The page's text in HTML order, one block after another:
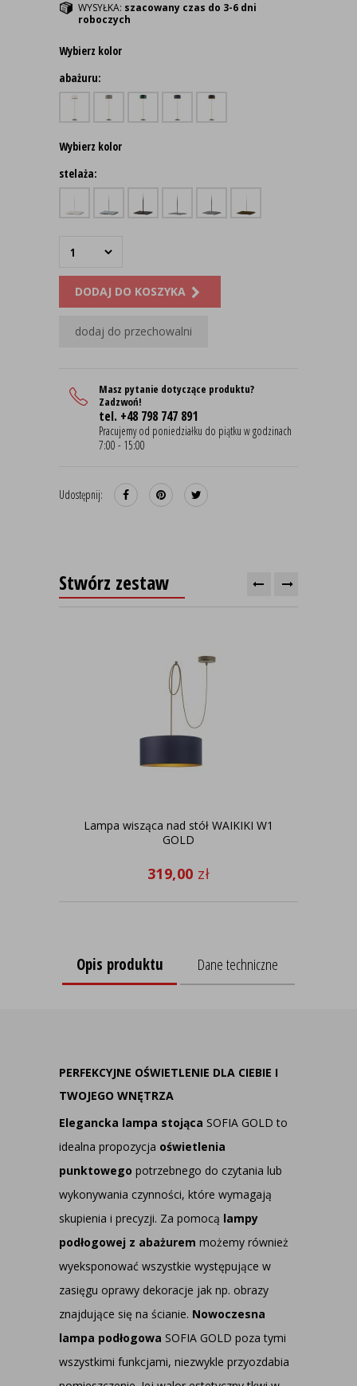
WYSYŁKA: szacowany czas do 3-6 dni
roboczych
Wybierz kolor
abażuru:
Wybierz kolor
stelaża:
DODAJ DO KOSZYKA
dodaj do przechowalni
Masz pytanie dotyczące produktu?
Zadzwoń!
tel. +48 798 747 891
Pracujemy od poniedziałku do piątku w godzinach
7:00 - 15:00
Udostępnij:
Stwórz zestaw
Lampa wisząca nad stół WAIKIKI W1
GOLD
319,00 zł
Opis produktu Dane techniczne
PERFEKCYJNE OŚWIETLENIE DLA CIEBIE I
TWOJEGO WNĘTRZA
Elegancka lampa stojąca SOFIA GOLD to
idealna propozycja oświetlenia
punktowego potrzebnego do czytania lub
wykonywania czynności, które wymagają
skupienia i precyzji. Za pomocą lampy
podłogowej z abażurem możemy również
wyeksponować wszystkie występujące w
zasięgu oprawy dekoracje jak np. obrazy
znajdujące się na ścianie. Nowoczesna
lampa podłogowa SOFIA GOLD poza tymi
wszystkimi funkcjami, niezwykle przyozdabia